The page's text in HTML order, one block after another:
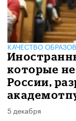
КАЧЕСТВО
которые
России,
5 декабря